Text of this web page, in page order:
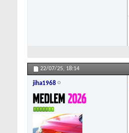
22/07/25, 18:14
jiha1968